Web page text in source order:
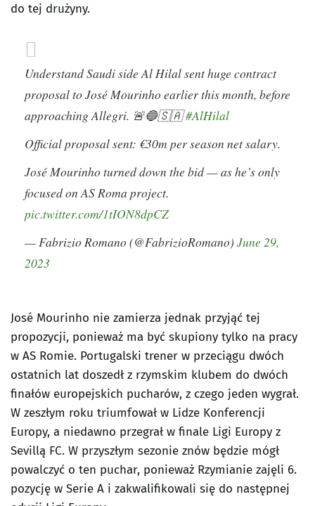
do tej drużyny.
Understand Saudi side Al Hilal sent huge contract
proposal to José Mourinho earlier this month, before
approaching Allegri. 🚨🔵🇸🇦#AlHilal
Official proposal sent: €30m per season net salary.
José Mourinho turned down the bid — as he’s only
focused on AS Roma project.
pic.twitter.com/1tION8dpCZ
— Fabrizio Romano (@FabrizioRomano) June 29,
2023
José Mourinho nie zamierza jednak przyjąć tej
propozycji, ponieważ ma być skupiony tylko na pracy
w AS Romie. Portugalski trener w przeciągu dwóch
ostatnich lat doszedł z rzymskim klubem do dwóch
finałów europejskich pucharów, z czego jeden wygrał.
W zeszłym roku triumfował w Lidze Konferencji
Europy, a niedawno przegrał w finale Ligi Europy z
Sevillą FC. W przyszłym sezonie znów będzie mógł
powalczyć o ten puchar, ponieważ Rzymianie zajęli 6.
pozycję w Serie A i zakwalifikowali się do następnej